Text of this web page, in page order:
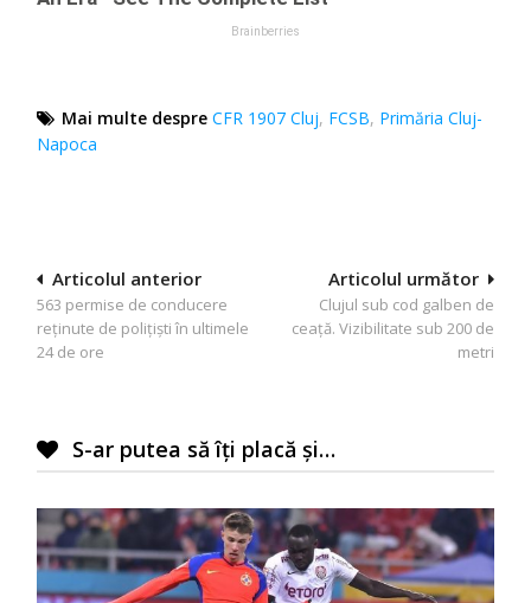
Mai multe despre CFR 1907 Cluj, FCSB, Primăria Cluj-
Napoca
Navigare
în
articole
Articolul următor
Clujul sub cod galben de
ceață. Vizibilitate sub 200 de
metri
Articolul anterior
563 permise de conducere
reținute de polițiști în ultimele
24 de ore
S-ar putea să îți placă și…